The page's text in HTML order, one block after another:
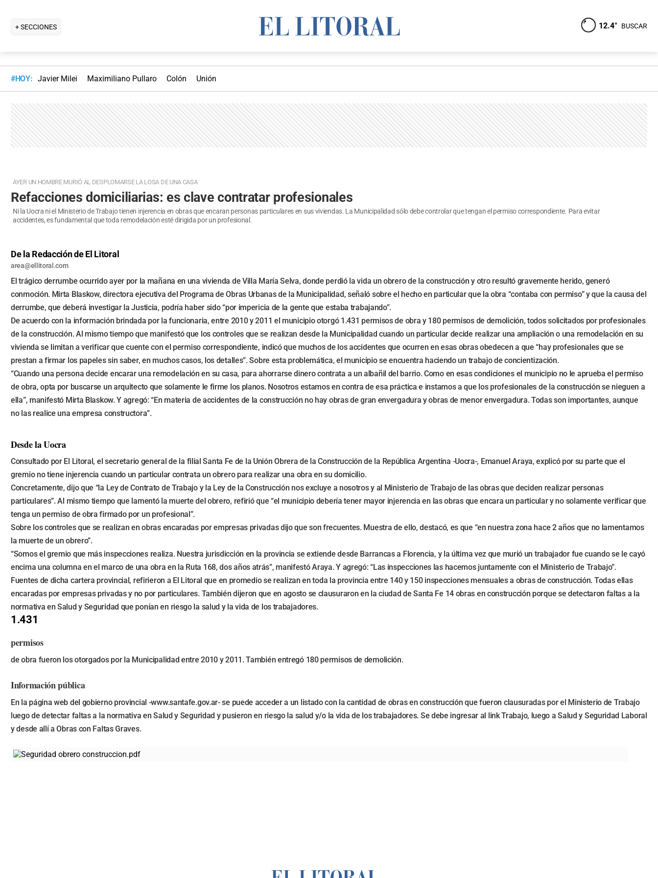
+ SECCIONES 12.4° BUSCAR
#HOY: Javier Milei Maximiliano Pullaro Colón Unión
AYER UN HOMBRE MURIÓ AL DESPLOMARSE LA LOSA DE UNA CASA
Refacciones domiciliarias: es clave contratar profesionales
Ni la Uocra ni el Ministerio de Trabajo tienen injerencia en obras que encaran personas particulares en sus viviendas. La Municipalidad sólo debe controlar que tengan el permiso correspondiente. Para evitar
accidentes, es fundamental que toda remodelación esté dirigida por un profesional.
De la Redacción de El Litoral
area@ellitoral.com
El trágico derrumbe ocurrido ayer por la mañana en una vivienda de Villa María Selva, donde perdió la vida un obrero de la construcción y otro resultó gravemente herido, generó
conmoción. Mirta Blaskow, directora ejecutiva del Programa de Obras Urbanas de la Municipalidad, señaló sobre el hecho en particular que la obra “contaba con permiso” y que la causa del
derrumbe, que deberá investigar la Justicia, podría haber sido “por impericia de la gente que estaba trabajando”.
De acuerdo con la información brindada por la funcionaria, entre 2010 y 2011 el municipio otorgó 1.431 permisos de obra y 180 permisos de demolición, todos solicitados por profesionales
de la construcción. Al mismo tiempo que manifestó que los controles que se realizan desde la Municipalidad cuando un particular decide realizar una ampliación o una remodelación en su
vivienda se limitan a verificar que cuente con el permiso correspondiente, indicó que muchos de los accidentes que ocurren en esas obras obedecen a que “hay profesionales que se
prestan a firmar los papeles sin saber, en muchos casos, los detalles”. Sobre esta problemática, el municipio se encuentra haciendo un trabajo de concientización.
“Cuando una persona decide encarar una remodelación en su casa, para ahorrarse dinero contrata a un albañil del barrio. Como en esas condiciones el municipio no le aprueba el permiso
de obra, opta por buscarse un arquitecto que solamente le firme los planos. Nosotros estamos en contra de esa práctica e instamos a que los profesionales de la construcción se nieguen a
ella”, manifestó Mirta Blaskow. Y agregó: “En materia de accidentes de la construcción no hay obras de gran envergadura y obras de menor envergadura. Todas son importantes, aunque
no las realice una empresa constructora”.
Desde la Uocra
Consultado por El Litoral, el secretario general de la filial Santa Fe de la Unión Obrera de la Construcción de la República Argentina -Uocra-, Emanuel Araya, explicó por su parte que el
gremio no tiene injerencia cuando un particular contrata un obrero para realizar una obra en su domicilio.
Concretamente, dijo que “la Ley de Contrato de Trabajo y la Ley de la Construcción nos excluye a nosotros y al Ministerio de Trabajo de las obras que deciden realizar personas
particulares”. Al mismo tiempo que lamentó la muerte del obrero, refirió que “el municipio debería tener mayor injerencia en las obras que encara un particular y no solamente verificar que
tenga un permiso de obra firmado por un profesional”.
Sobre los controles que se realizan en obras encaradas por empresas privadas dijo que son frecuentes. Muestra de ello, destacó, es que “en nuestra zona hace 2 años que no lamentamos
la muerte de un obrero”.
“Somos el gremio que más inspecciones realiza. Nuestra jurisdicción en la provincia se extiende desde Barrancas a Florencia, y la última vez que murió un trabajador fue cuando se le cayó
encima una columna en el marco de una obra en la Ruta 168, dos años atrás”, manifestó Araya. Y agregó: “Las inspecciones las hacemos juntamente con el Ministerio de Trabajo”.
Fuentes de dicha cartera provincial, refirieron a El Litoral que en promedio se realizan en toda la provincia entre 140 y 150 inspecciones mensuales a obras de construcción. Todas ellas
encaradas por empresas privadas y no por particulares. También dijeron que en agosto se clausuraron en la ciudad de Santa Fe 14 obras en construcción porque se detectaron faltas a la
normativa en Salud y Seguridad que ponían en riesgo la salud y la vida de los trabajadores.
1.431
permisos
de obra fueron los otorgados por la Municipalidad entre 2010 y 2011. También entregó 180 permisos de demolición.
Información pública
En la página web del gobierno provincial -www.santafe.gov.ar- se puede acceder a un listado con la cantidad de obras en construcción que fueron clausuradas por el Ministerio de Trabajo
luego de detectar faltas a la normativa en Salud y Seguridad y pusieron en riesgo la salud y/o la vida de los trabajadores. Se debe ingresar al link Trabajo, luego a Salud y Seguridad Laboral
y desde allí a Obras con Faltas Graves.